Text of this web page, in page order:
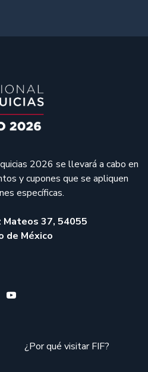
2026 se llevará a cabo en
y cupones que se apliquen
específicas.
Mateos 37, 54055
de México
¿Por qué visitar FIF?